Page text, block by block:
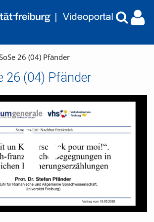
26 (04) Pfänder
26 (04) Pfänder